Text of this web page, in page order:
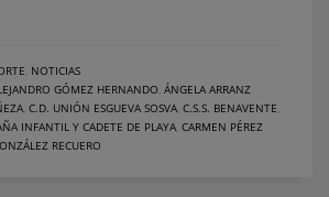
NOTICIAS
GÓMEZ HERNANDO ÁNGELA ARRANZ
C.D. UNIÓN ESGUEVA SOSVA C.S.S. BENAVENTE
INFANTIL Y CADETE DE PLAYA CARMEN PÉREZ
RECUERO